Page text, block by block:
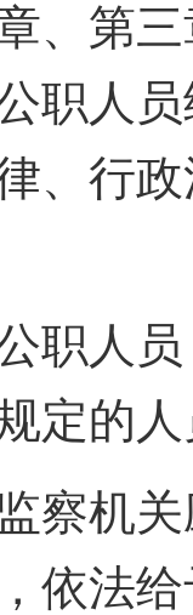
第三
职人
、行
人员
定的
关应
依法